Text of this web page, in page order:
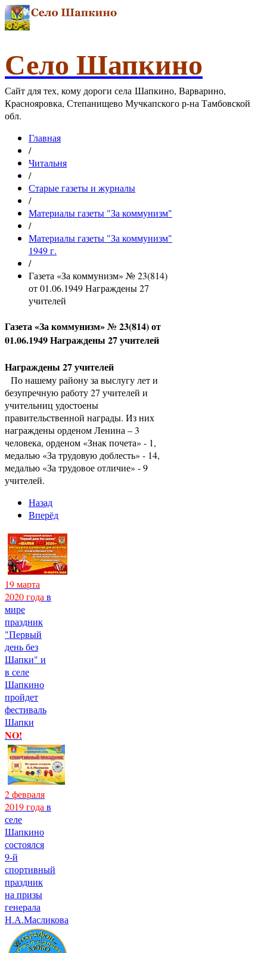
Село Шапкино
Сайт для тех, кому дороги села Шапкино, Варварино,
Краснояровка, Степанищево Мучкапского р-на Тамбовской
обл.
Главная
/
Читальня
/
Старые газеты и журналы
/
Материалы газеты "За коммунизм"
/
Материалы газеты "За коммунизм"
1949 г.
/
Газета «За коммунизм» № 23(814)
от 01.06.1949 Награждены 27
учителей
Газета «За коммунизм» № 23(814) от
01.06.1949 Награждены 27 учителей
Награждены 27 учителей
По нашему району за выслугу лет и
безупречную работу 27 учителей и
учительниц удостоены
правительственной награды. Из них
награждены орденом Ленина – 3
человека, орденом «Знак почета» - 1,
медалью «За трудовую доблесть» - 14,
медалью «За трудовое отличие» - 9
учителей.
Назад
Вперёд
19 марта
2020 года в
мире
праздник
"Первый
день без
Шапки" и
в селе
Шапкино
пройдет
фестиваль
Шапки
NO!
2 февраля
2019 года в
селе
Шапкино
состоялся
9-й
спортивный
праздник
на призы
генерала
Н.А.Масликова